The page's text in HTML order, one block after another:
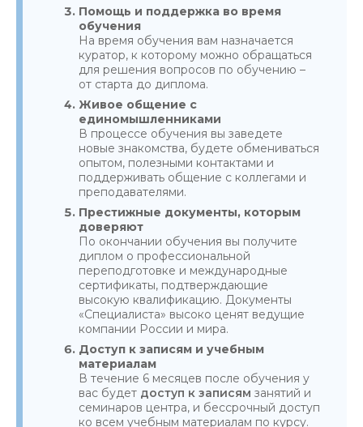
Помощь и поддержка во время
обучения
На время обучения вам назначается
куратор, к которому можно обращаться
для решения вопросов по обучению –
от старта до диплома.
Живое общение с
единомышленниками
В процессе обучения вы заведете
новые знакомства, будете обмениваться
опытом, полезными контактами и
поддерживать общение с коллегами и
преподавателями.
Престижные документы, которым
доверяют
По окончании обучения вы получите
диплом о профессиональной
переподготовке и международные
сертификаты, подтверждающие
высокую квалификацию. Документы
«Специалиста» высоко ценят ведущие
компании России и мира.
Доступ к записям и учебным
материалам
В течение 6 месяцев после обучения у
вас будет доступ к записям занятий и
семинаров центра, и бессрочный доступ
ко всем учебным материалам по курсу.